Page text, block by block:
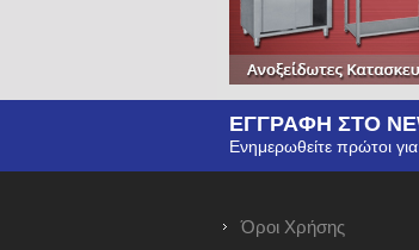
ΕΓΓΡΑΦΗ ΣΤΟ
Ενημερωθείτε πρώτοι
Όροι Χρήσης